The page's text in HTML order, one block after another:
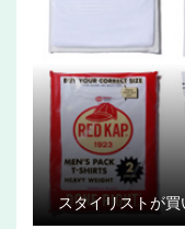
スタイリストが